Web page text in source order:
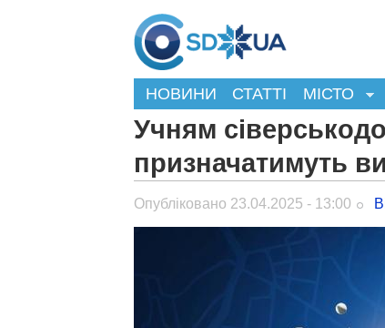
НОВИНИ СТАТТІ МІСТО
Учням
призначатимуть
Опубліковано 23.04.2025 - 13:00